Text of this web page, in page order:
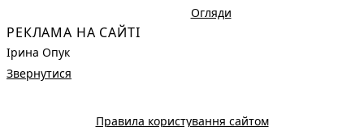
РЕКЛАМА НА САЙТІ
Ірина Опук
Звернутися
Огляди
Правила користування сайтом